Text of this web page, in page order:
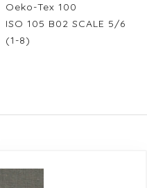
Oeko-Tex 100
ISO 105 B02 SCALE 5/6
(1-8)